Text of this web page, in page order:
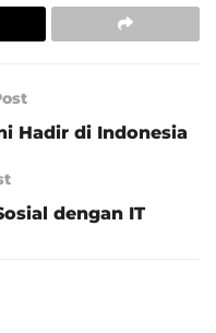
Hadir di Indonesia
dengan IT